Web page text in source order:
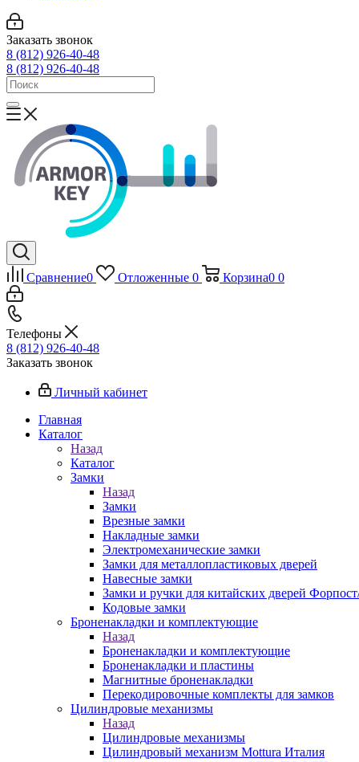
Заказать звонок
8 (812) 926-40-48
8 (812) 926-40-48
Сравнение0 Отложенные 0 Корзина0 0
Телефоны
8 (812) 926-40-48
Заказать звонок
Личный кабинет
Главная
Каталог
Назад
Каталог
Замки
Назад
Замки
Врезные замки
Накладные замки
Электромеханические замки
Замки для металлопластиковых дверей
Навесные замки
Замки и ручки для китайских дверей
Кодовые замки
Броненакладки и комплектующие
Назад
Броненакладки и комплектующие
Броненакладки и пластины
Магнитные броненакладки
Перекодировочные комплекты для замков
Цилиндровые механизмы
Назад
Цилиндровые механизмы
Цилиндровый механизм Mottura Италия